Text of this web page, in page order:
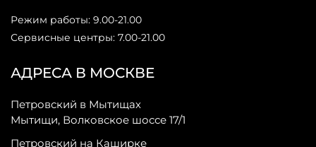
АДРЕСА В МОСКВЕ
Петровский в Мытищах
Мытищи, Волковское шоссе 17/1
Петровский на Каширке
Режим работы: 9.00-21.00
Сервисные центры: 7.00-21.00